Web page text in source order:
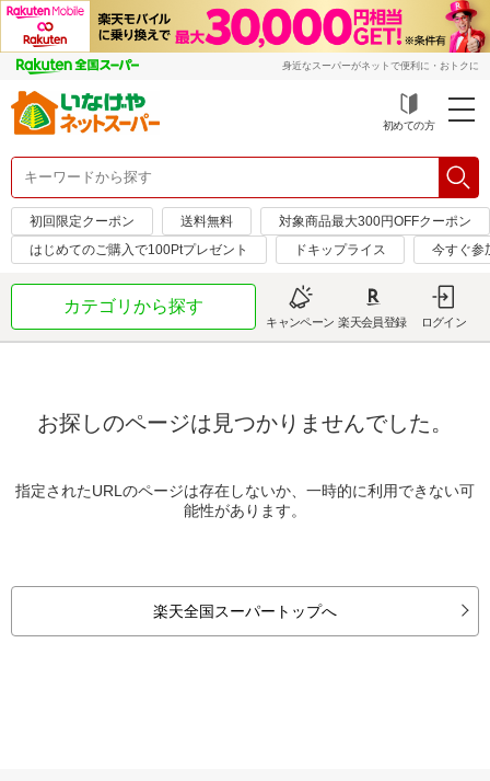
身近なスーパーがネットで便利に・おトクに
初めての方
初回限定クーポン 送料無料
対象商品最大300円OFFクーポン
はじめてのご購入で100Ptプレゼント
ドキップライス 今すぐ参
カテゴリから探す
キャンペーン 楽天会員登録 ログイン
お探しのページは見つかりませんでした。
指定されたURLのページは存在しないか、一時的に利用できない可
能性があります。
楽天全国スーパートップへ